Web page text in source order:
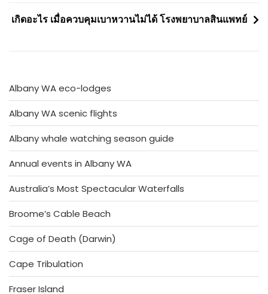
เกิดอะไร เมื่อควบคุมเบาหวานไม่ได้ โรงพยาบาลสินแพทย์
Albany WA eco-lodges
Albany WA scenic flights
Albany whale watching season guide
Annual events in Albany WA
Australia’s Most Spectacular Waterfalls
Broome’s Cable Beach
Cage of Death (Darwin)
Cape Tribulation
Fraser Island